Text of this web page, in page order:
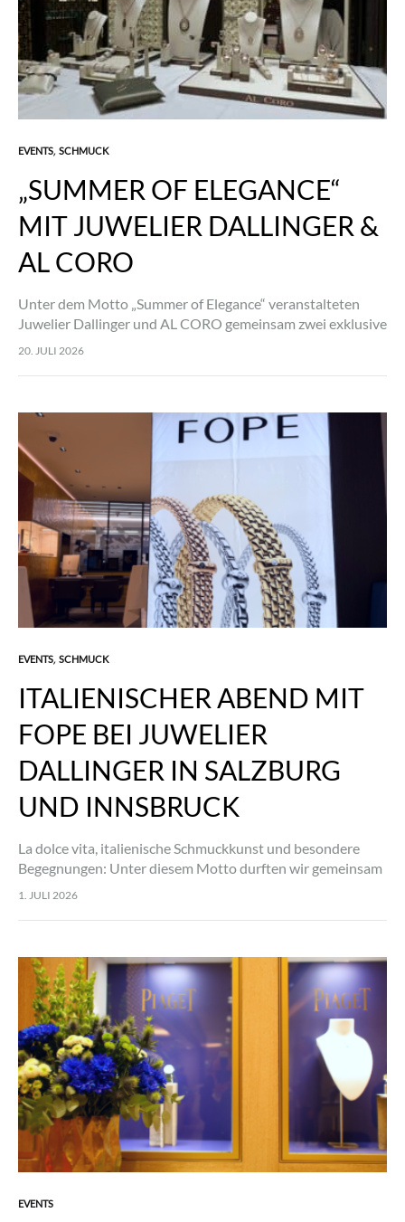
EVENTS, SCHMUCK
„SUMMER OF ELEGANCE“
MIT JUWELIER DALLINGER &
AL CORO
Unter dem Motto „Summer of Elegance“ veranstalteten
Juwelier Dallinger und AL CORO gemeinsam zwei exklusive
Kundenevents in Innsbruck und Salzburg. Ziel war es, den
20. JULI 2026
EVENTS, SCHMUCK
ITALIENISCHER ABEND MIT
FOPE BEI JUWELIER
DALLINGER IN SALZBURG
UND INNSBRUCK
La dolce vita, italienische Schmuckkunst und besondere
Begegnungen: Unter diesem Motto durften wir gemeinsam
mit der renommierten Schmuckmanufaktur FOPE zu zwei
1. JULI 2026
EVENTS